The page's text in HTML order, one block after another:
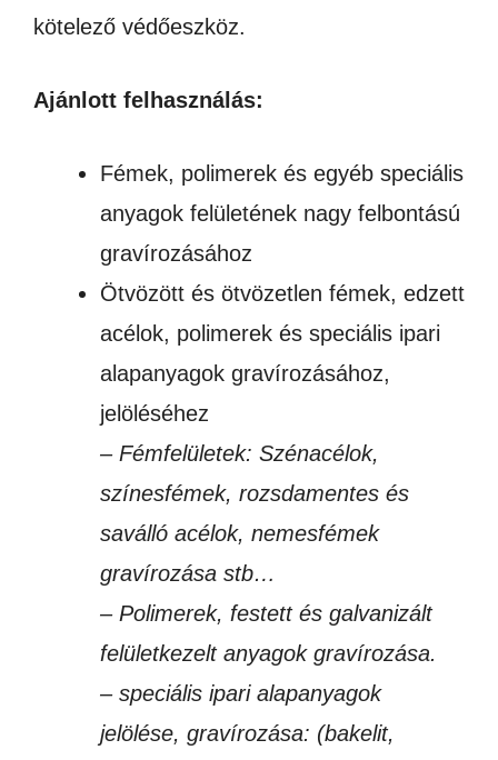
kötelező védőeszköz.
Ajánlott felhasználás:
Fémek, polimerek és egyéb speciális
anyagok felületének nagy felbontású
gravírozásához
Ötvözött és ötvözetlen fémek, edzett
acélok, polimerek és speciális ipari
alapanyagok gravírozásához,
jelöléséhez
– Fémfelületek: Szénacélok,
színesfémek, rozsdamentes és
saválló acélok, nemesfémek
gravírozása stb…
– Polimerek, festett és galvanizált
felületkezelt anyagok gravírozása.
– speciális ipari alapanyagok
jelölése, gravírozása: (bakelit,